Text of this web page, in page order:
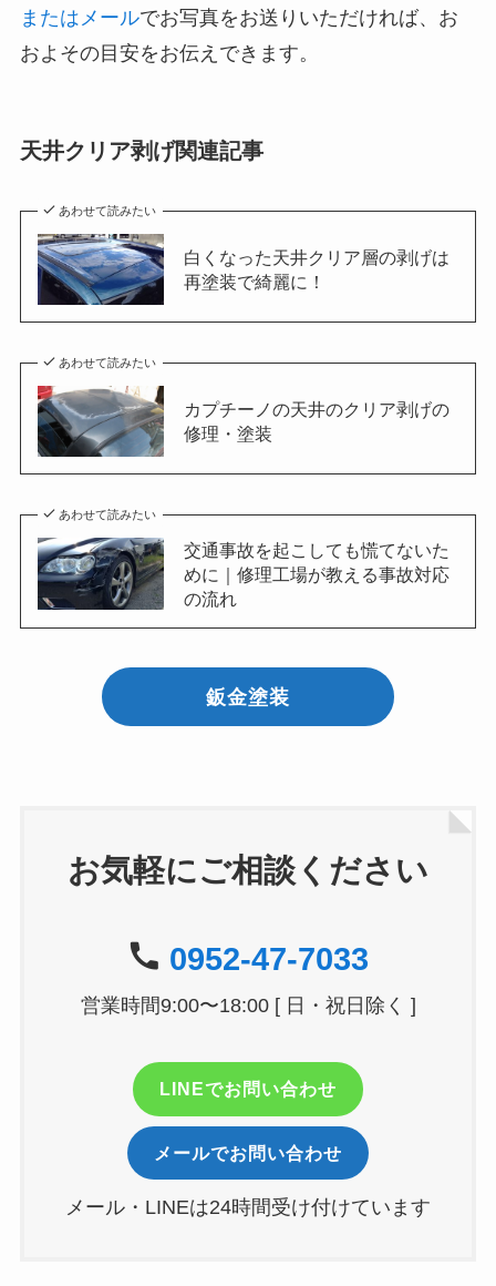
またはメールでお写真をお送りいただければ、お
およその目安をお伝えできます。
天井クリア剥げ関連記事
あわせて読みたい
白くなった天井クリア層の剥げは
再塗装で綺麗に！
あわせて読みたい
カプチーノの天井のクリア剥げの
修理・塗装
あわせて読みたい
交通事故を起こしても慌てないた
めに｜修理工場が教える事故対応
の流れ
鈑金塗装
お気軽にご相談ください
0952-47-7033
営業時間9:00〜18:00 [ 日・祝日除く ]
LINEでお問い合わせ
メールでお問い合わせ
メール・LINEは24時間受け付けています